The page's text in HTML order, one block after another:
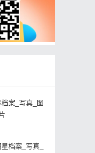
案_写真_图
档案_写真_